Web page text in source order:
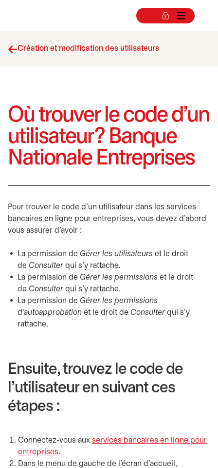
Création et modification des utilisateurs
Où trouver le code d’un
utilisateur? Banque
Nationale Entreprises
Pour trouver le code d’un utilisateur dans les services
bancaires en ligne pour entreprises, vous devez d’abord
vous assurer d’avoir :
La permission de Gérer les utilisateurs et le droit
de Consulter qui s’y rattache.
La permission de Gérer les permissions et le droit
de Consulter qui s’y rattache.
La permission de Gérer les permissions
d'autoapprobation et le droit de Consulter qui s’y
rattache.
Ensuite, trouvez le code de
l’utilisateur en suivant ces
étapes :
Connectez-vous aux services bancaires en ligne pour
entreprisess’ouvre dans un nouvel onglet
.
Dans le menu de gauche de l’écran d’accueil,